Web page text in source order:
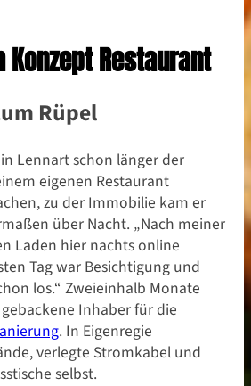
Konzept Restaurant
Rüpel
Lennart schon länger der
eigenen Restaurant
zu der Immobilie kam er
über Nacht. „Nach meiner
Laden hier nachts online
Tag war Besichtigung und
los.“ Zweieinhalb Monate
Inhaber für die
. In Eigenregie
verlegte Stromkabel und
selbst.